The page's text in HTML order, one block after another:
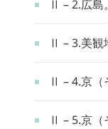
Ⅱ – 2.広島。
Ⅱ – 3.美観
Ⅱ – 4.京（
Ⅱ – 5.京（